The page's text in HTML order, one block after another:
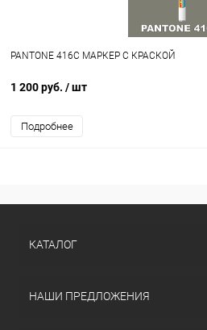
PANTONE 416C МАРКЕР С КРАСКОЙ
1 200 руб. / шт
Подробнее
КАТАЛОГ
НАШИ ПРЕДЛОЖЕНИЯ